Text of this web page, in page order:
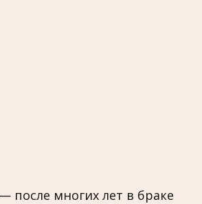
после многих лет в браке